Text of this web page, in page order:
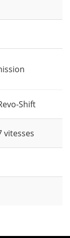
Shift
vitesses